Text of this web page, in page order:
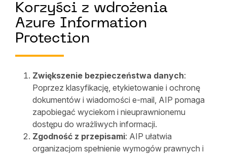
Korzyści z wdrożenia
Azure Information
Protection
Zwiększenie bezpieczeństwa danych:
Poprzez klasyfikację, etykietowanie i ochronę
dokumentów i wiadomości e-mail, AIP pomaga
zapobiegać wyciekom i nieuprawnionemu
dostępu do wrażliwych informacji.
Zgodność z przepisami: AIP ułatwia
organizacjom spełnienie wymogów prawnych i